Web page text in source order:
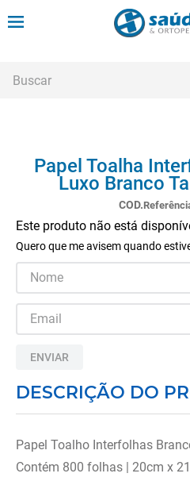
Papel Toalha
Luxo Branco
Este produto não está
Quero que me avisem quando
ENVIAR
DESCRIÇÃO DO
Papel Toalho Interfolhas
Contém 800 folhas | 20cm x
andadores
meia compressao
3º
cadeira rodas
4º
andador
cadeira rodas agile
6º
cadeira higienica
7º
tipoia
munique
9º
imobilizador joelho
10º almofadas